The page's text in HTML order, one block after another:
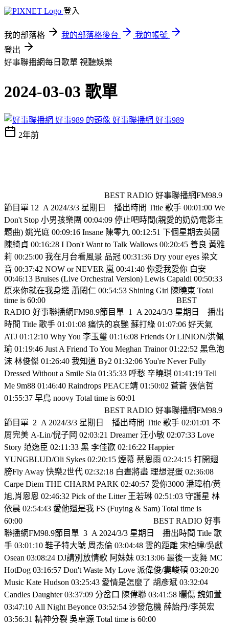
登入
我的部落格 我的部落格後台
我的帳號
登出
好事聯播網每日歌單 視聽娛樂
2024-03-03 歌單
好事聯播網 好事989
2年前
BEST RADIO 好事聯播網FM98.9
節目單 12 A 2024/3/3 星期日
播出時間 Title 歌手 00:01:00 We
Don't Stop 小男孩樂團 00:04:09 停止吧時間(親愛的奶奶電影主
題曲) 姚光庭 00:09:16 Insane 陳零九 00:12:51 下個星期去英國
陳綺貞 00:16:28 I Don't Want to Talk Wallows 00:20:45 善良 黃雅
莉 00:25:00 我在月台看風景 品冠 00:31:36 Dry your eyes 梁文
音 00:37:42 NOW or NEVER 嵐 00:41:40 你愛我愛你 白安
00:46:13 Bruises (Live Orchestral Version) Lewis Capaldi 00:50:33
原來你就在我身邊 蕭閎仁 00:54:53 Shining Girl 陳曉東 Total
time is 60:00
BEST
RADIO 好事聯播網FM98.9節目單 1 A 2024/3/3 星期日
播出
時間 Title 歌手 01:01:08 痛快的哀艷 蘇打綠 01:07:06 好天氣
ATJ 01:12:10 Why You 李玉璽 01:16:08 Friends Or LINION/洪佩
瑜 01:19:46 Just A Friend To You Meghan Trainor 01:22:52 黑色泡
沫 林俊傑 01:26:40 我知道 By2 01:32:06 You're Never Fully
Dressed Without a Smile Sia 01:35:33 呼愁 辛曉琪 01:41:19 Tell
Me 9m88 01:46:40 Raindrops PEACE靖 01:50:02 蒼蒼 張信哲
01:55:37 早鳥 noovy Total time is 60:01
BEST RADIO 好事聯播網FM98.9
節目單 2 A 2024/3/3 星期日
播出時間 Title 歌手 02:01:01 不
屑完美 A-Lin/倪子岡 02:03:21 Dreamer 汪小敏 02:07:33 Love
Story 范逸臣 02:11:33 黑 李佳歡 02:16:22 Happier
YUNGBLUD/Oli Sykes 02:20:15 煙幕 蔡恩雨 02:24:15 打開翅
膀Fly Away 快樂2世代 02:32:18 白晝將盡 理想混蛋 02:36:08
Carpe Diem THE CHARM PARK 02:40:57 愛你3000 潘瑋柏/黃
旭,肖恩恩 02:46:32 Pick of the Litter 王若琳 02:51:03 守護星 林
依晨 02:54:43 愛他還是我 FS (Fuying & Sam) Total time is
60:00
BEST RADIO 好事
聯播網FM98.9節目單 3 A 2024/3/3 星期日
播出時間 Title 歌
手 03:01:10 鞋子特大號 周杰倫 03:04:48 雲的距離 宋柏緯/吳獻
Osean 03:08:24 DJ請別放情歌 阿妹妹 03:13:06 最後一支舞 MC
HotDog 03:16:57 Don't Waste My Love 派偉俊/婁峻碩 03:20:20
Music Kate Hudson 03:25:43 愛情是怎麼了 胡彥斌 03:32:04
Candles Daughter 03:37:09 分岔口 陳偉聯 03:41:58 曬傷 魏如萱
03:47:10 All Night Beyonce 03:52:54 沙發危機 薛詒丹/李英宏
03:56:31 精神分裂 吳卓源 Total time is 60:00